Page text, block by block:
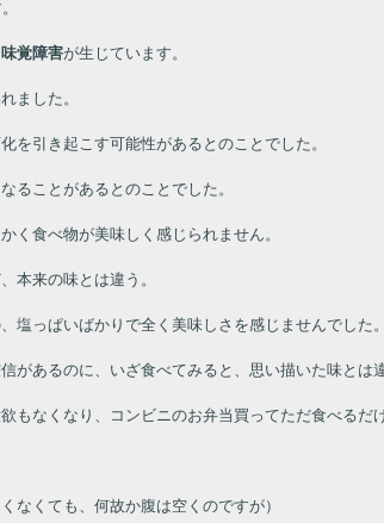
味覚障害が生じています。
ました。
を引き起こす可能性があるとのことでした。
ることがあるとのことでした。
く食べ物が美味しく感じられません。
本来の味とは違う。
塩っぱいばかりで全く美味しさを感じませんでした。
があるのに、いざ食べてみると、思い描いた味とは
もなくなり、コンビニのお弁当買ってただ食べるだ
なくても、何故か腹は空くのですが）